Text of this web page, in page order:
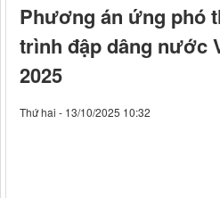
Phương án ứng phó
trình đập dâng nước
2025
Thứ hai - 13/10/2025 10:32